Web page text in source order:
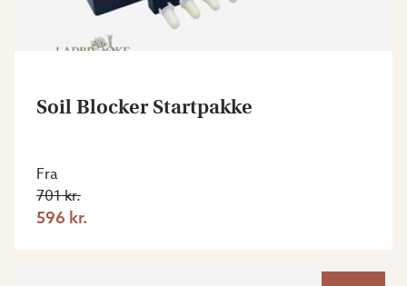
Soil Blocker Startpakke
Fra
701 kr.
596 kr.